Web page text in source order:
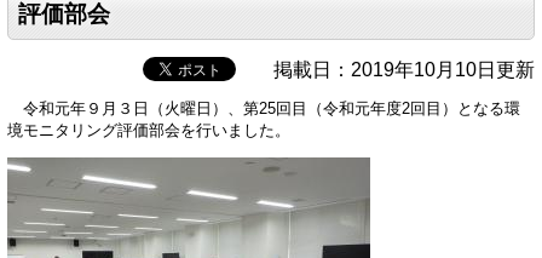
評価部会
掲載日：2019年10月10日更新
令和元年９月３日（火曜日）、第25回目（令和元年度2回目）となる環
境モニタリング評価部会を行いました。